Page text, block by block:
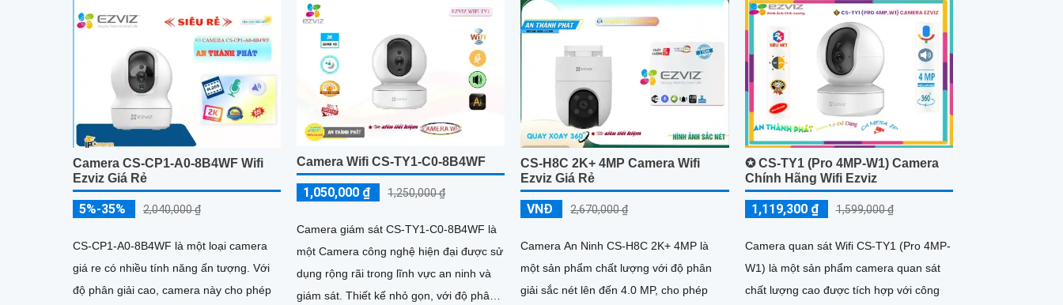
camera có độ phân giải màu sắt trong
sáng 4
năng quan sát
Camera CS-CP1-A0-8B4WF Wifi
Ezviz Giá Rẻ
5%-35% 2,040,000 ₫
CS-CP1-A0-8B4WF là một loại camera
giá re có nhiều tính năng ấn tượng. Với
độ phân giải cao, camera này cho phép
Camera Wifi CS-TY1-C0-8B4WF
1,050,000 ₫ 1,250,000 ₫
Camera giám sát CS-TY1-C0-8B4WF là
một Camera công nghệ hiện đại được sử
dụng rộng rãi trong lĩnh vực an ninh và
giám sát. Thiết kế nhỏ gọn, với độ phân
CS-H8C 2K+ 4MP Camera Wifi
Ezviz Giá Rẻ
VNĐ 2,670,000 ₫
Camera An Ninh CS-H8C 2K+ 4MP là
một sản phẩm chất lượng với độ phân
giải sắc nét lên đến 4.0 MP, cho phép
✪ CS-TY1 (Pro 4MP-W1) Camera
Chính Hãng Wifi Ezviz
1,119,300 ₫ 1,599,000 ₫
Camera quan sát Wifi CS-TY1 (Pro 4MP-
W1) là một sản phẩm camera quan sát
chất lượng cao được tích hợp với công